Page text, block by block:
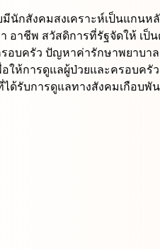
นักสังคมสงเคราะห์เป็นแกนห
อาชีพ สวัสดิการที่รัฐจัดให้ เป็
บครัว ปัญหาค่ารักษาพยาบาล
ให้การดูแลผู้ป่วยและครอบครั
รับการดูแลทางสังคมเกือบพั